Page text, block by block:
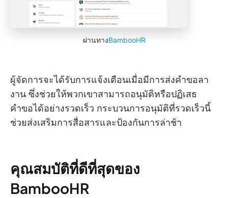
ผ่านทางBambooHR
ผู้จัดการจะได้รับการแจ้งเตือนเมื่อมีการส่งคำขอลา
งาน ซึ่งช่วยให้พวกเขาสามารถอนุมัติหรือปฏิเสธ
คำขอได้อย่างรวดเร็ว กระบวนการอนุมัติที่รวดเร็วนี้
ช่วยส่งเสริมการสื่อสารและป้องกันการล่าช้า
คุณสมบัติที่ดีที่สุดของ
BambooHR